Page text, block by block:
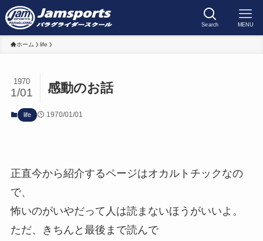
Search MENU
ホーム life
感動のお話
1970
1/01
life 1970/01/01
正直今から紹介するページはオカルトチックなの
で、
怖いのがいやだって人は読まないほうがいいよ。
ただ、きちんと最後まで読んで